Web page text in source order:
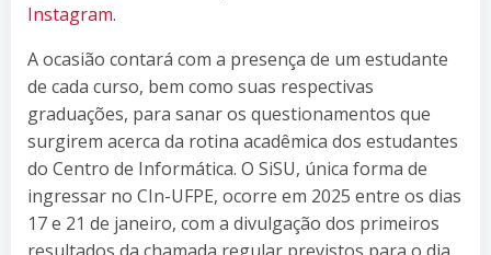
Instagram.
A ocasião contará com a presença de um estudante
de cada curso, bem como suas respectivas
graduações, para sanar os questionamentos que
surgirem acerca da rotina acadêmica dos estudantes
do Centro de Informática. O SiSU, única forma de
ingressar no CIn-UFPE, ocorre em 2025 entre os dias
17 e 21 de janeiro, com a divulgação dos primeiros
resultados da chamada regular previstos para o dia